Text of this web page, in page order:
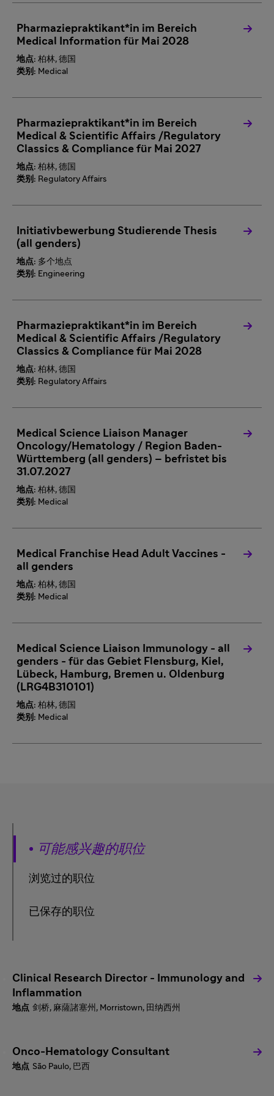
Pharmaziepraktikant*in im Bereich
Medical Information für Mai 2028
地点: 柏林, 德国
类别: Medical
Pharmaziepraktikant*in im Bereich
Medical & Scientific Affairs /Regulatory
Classics & Compliance für Mai 2027
地点: 柏林, 德国
类别: Regulatory Affairs
Initiativbewerbung Studierende Thesis
(all genders)
地点: 多个地点
类别: Engineering
Pharmaziepraktikant*in im Bereich
Medical & Scientific Affairs /Regulatory
Classics & Compliance für Mai 2028
地点: 柏林, 德国
类别: Regulatory Affairs
Medical Science Liaison Manager
Oncology/Hematology / Region Baden-
Württemberg (all genders) – befristet bis
31.07.2027
地点: 柏林, 德国
类别: Medical
Medical Franchise Head Adult Vaccines -
all genders
地点: 柏林, 德国
类别: Medical
Medical Science Liaison Immunology - all
genders - für das Gebiet Flensburg, Kiel,
Lübeck, Hamburg, Bremen u. Oldenburg
(LRG4B310101)
地点: 柏林, 德国
类别: Medical
可能感兴趣的职位
浏览过的职位
已保存的职位
Clinical Research Director - Immunology and
Inflammation
剑桥, 麻薩諸塞州, Morristown, 田纳西州
Onco-Hematology Consultant
São Paulo, 巴西